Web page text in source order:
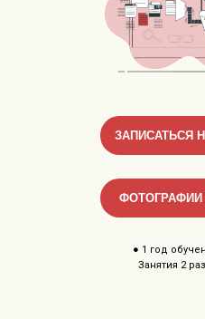
ЗАПИСАТЬСЯ
● 1 год
Занятия 2
ФОТОГРАФИИ